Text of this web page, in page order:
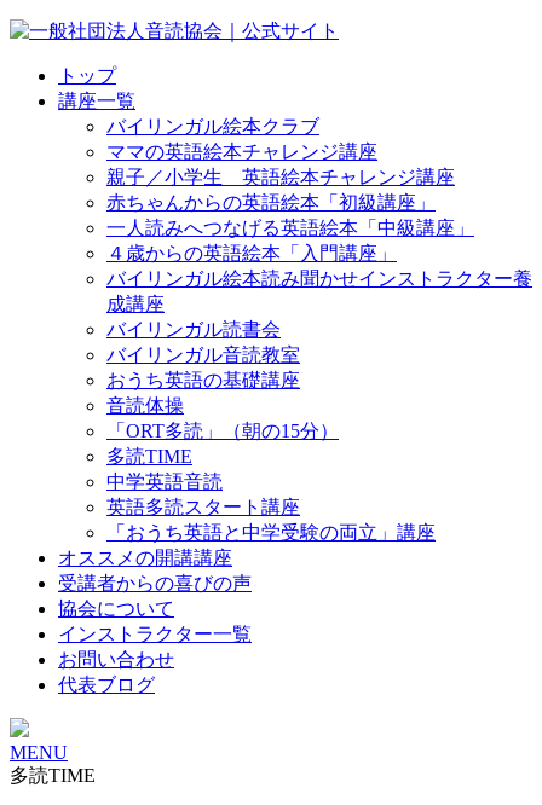
トップ
講座一覧
バイリンガル絵本クラブ
ママの英語絵本チャレンジ講座
親子／小学生 英語絵本チャレンジ講座
赤ちゃんからの英語絵本「初級講座」
一人読みへつなげる英語絵本「中級講座」
４歳からの英語絵本「入門講座」
バイリンガル絵本読み聞かせインストラクター養
成講座
バイリンガル読書会
バイリンガル音読教室
おうち英語の基礎講座
音読体操
「ORT多読」（朝の15分）
多読TIME
中学英語音読
英語多読スタート講座
「おうち英語と中学受験の両立」講座
オススメの開講講座
受講者からの喜びの声
協会について
インストラクター一覧
お問い合わせ
代表ブログ
MENU
多読TIME